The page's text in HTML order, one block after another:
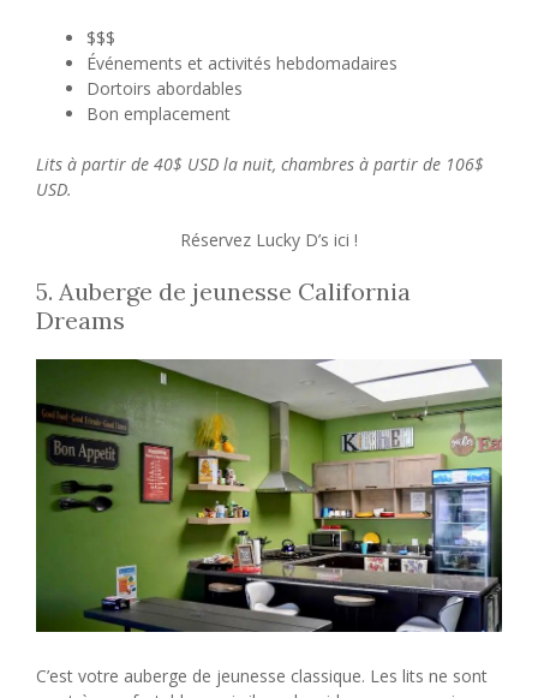
$$$
Événements et activités hebdomadaires
Dortoirs abordables
Bon emplacement
Lits à partir de 40$ USD la nuit, chambres à partir de 106$
USD.
Réservez Lucky D’s ici !
5. Auberge de jeunesse California
Dreams
C’est votre auberge de jeunesse classique. Les lits ne sont